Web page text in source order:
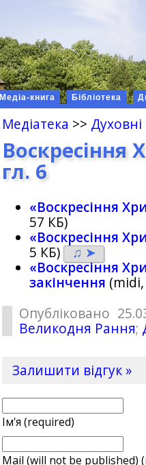
Медіа-книга Бібліотека
Медіатека >>
Воскресіння
гл. 6
«Воскресіння
57 КБ)
«Воскресіння
5 КБ) ♫ ➤
«Воскресіння
закінчення
Опубліковано
Великодня Рання;
Залишити відгук »
Ім'я (required)
Mail (will not be published)